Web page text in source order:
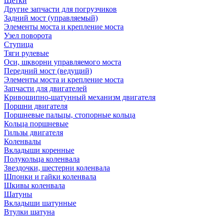
Другие запчасти для погрузчиков
Задний мост (управляемый)
Элементы моста и крепление моста
Узел поворота
Ступица
Тяги рулевые
Оси, шкворни управляемого моста
Передний мост (ведущий)
Элементы моста и крепление моста
Запчасти для двигателей
Кривошипно-шатунный механизм двигателя
Поршни двигателя
Поршневые пальцы, стопорные кольца
Кольца поршневые
Гильзы двигателя
Коленвалы
Вкладыши коренные
Полукольца коленвала
Звездочки, шестерни коленвала
Шпонки и гайки коленвала
Шкивы коленвала
Шатуны
Вкладыши шатунные
Втулки шатуна